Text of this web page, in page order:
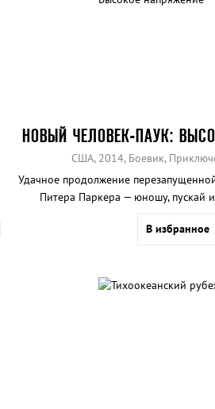
НОВЫЙ ЧЕЛОВЕК-ПАУК:
США, 2014, Боевик,
Удачное продолжение
Питера Паркера — юношу, пускай
можно сказать.
В избранное